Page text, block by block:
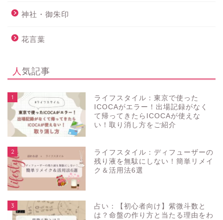
神社・御朱印
花言葉
人気記事
1
ライフスタイル：東京で使った
ICOCAがエラー！出場記録がなく
て帰ってきたらICOCAが使えな
い！取り消し方をご紹介
2
ライフスタイル：ディフューザーの
残り液を無駄にしない！簡単リメイ
ク＆活用法6選
3
占い：【初心者向け】紫微斗数と
は？命盤の作り方と当たる理由をわ